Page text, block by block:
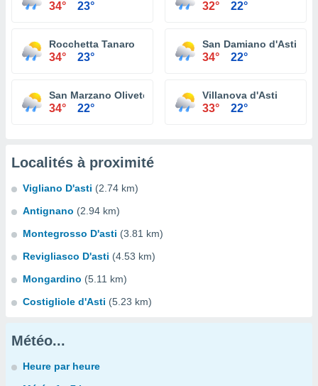
34° 23° 32° 22°
Rocchetta Tanaro
34° 23°
San Damiano d'Asti
34° 22°
San Marzano Oliveto
34° 22°
Villanova d'Asti
33° 22°
Localités à proximité
Vigliano D'asti (2.74 km)
Antignano (2.94 km)
Montegrosso D'asti (3.81 km)
Revigliasco D'asti (4.53 km)
Mongardino (5.11 km)
Costigliole d'Asti (5.23 km)
Météo...
Heure par heure